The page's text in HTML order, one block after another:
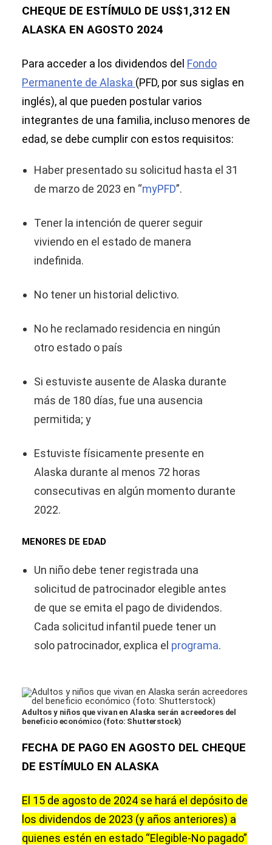
CHEQUE DE ESTÍMULO DE US$1,312 EN
ALASKA EN AGOSTO 2024
Para acceder a los dividendos del Fondo
Permanente de Alaska (PFD, por sus siglas en
inglés), al que pueden postular varios
integrantes de una familia, incluso menores de
edad, se debe cumplir con estos requisitos:
Haber presentado su solicitud hasta el 31
de marzo de 2023 en “myPFD”.
Tener la intención de querer seguir
viviendo en el estado de manera
indefinida.
No tener un historial delictivo.
No he reclamado residencia en ningún
otro estado o país
Si estuviste ausente de Alaska durante
más de 180 días, fue una ausencia
permitida; y
Estuviste físicamente presente en
Alaska durante al menos 72 horas
consecutivas en algún momento durante
2022.
MENORES DE EDAD
Un niño debe tener registrada una
solicitud de patrocinador elegible antes
de que se emita el pago de dividendos.
Cada solicitud infantil puede tener un
solo patrocinador, explica el programa.
Adultos y niños que vivan en Alaska serán acreedores del
beneficio económico (foto: Shutterstock)
FECHA DE PAGO EN AGOSTO DEL CHEQUE
DE ESTÍMULO EN ALASKA
El 15 de agosto de 2024 se hará el depósito de
los dividendos de 2023 (y años anteriores) a
quienes estén en estado “Elegible-No pagado”